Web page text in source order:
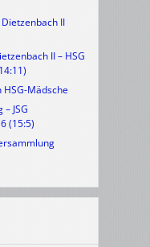
II
II – HSG
Mädsche
JSG
(15:5)